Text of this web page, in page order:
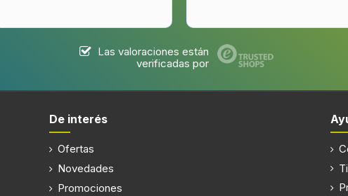
Las valoraciones están
verificadas por
De interés
Ofertas
Novedades
Promociones